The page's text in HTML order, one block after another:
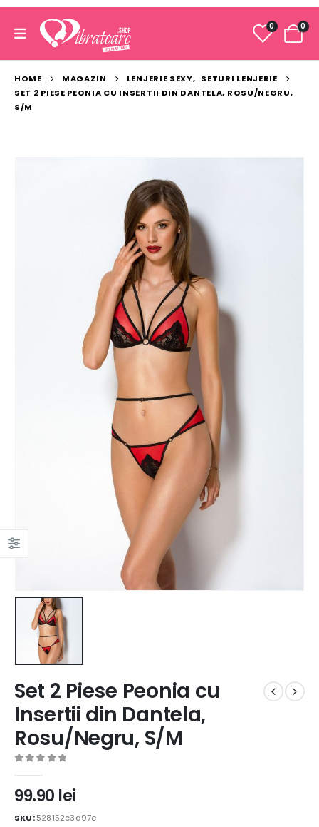
0 0
HOME MAGAZIN LENJERIE SEXY, SETURI LENJERIE
SET 2 PIESE PEONIA CU INSERTII DIN DANTELA, ROSU/NEGRU,
S/M
Set 2 Piese Peonia cu
Insertii din Dantela,
Rosu/Negru, S/M
99.90 lei
SKU:528152c3d97e